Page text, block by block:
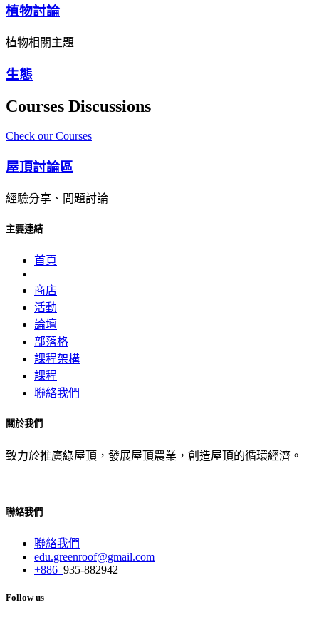
植物討論
植物相關主題
生態
Courses Discussions
Check our Courses
屋頂討論區
經驗分享、問題討論
主要連結
首頁
商店
活動
論壇
部落格
課程架構
課程
聯絡我們
關於我們
致力於推廣綠屋頂，發展屋頂農業，創造屋頂的循環經濟。
聯絡我們
聯絡我們
edu.greenroof@gmail.com
+886 935-882942
Follow us